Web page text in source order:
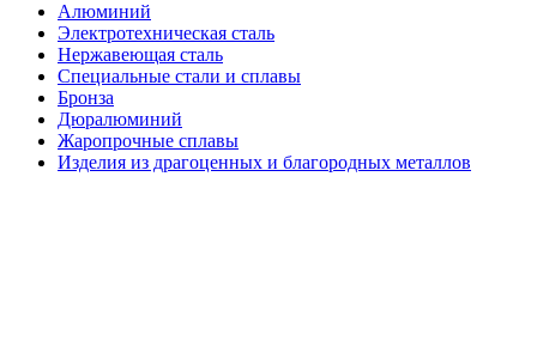
Алюминий
Электротехническая сталь
Нержавеющая сталь
Специальные стали и сплавы
Бронза
Дюралюминий
Жаропрочные сплавы
Изделия из драгоценных и благородных металлов